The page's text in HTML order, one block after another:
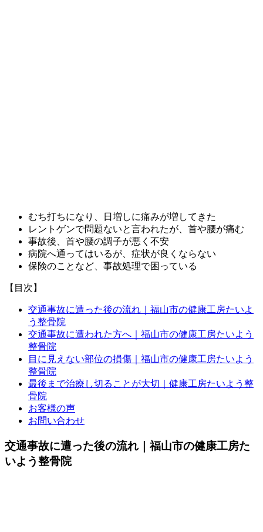
むち打ちになり、日増しに痛みが増してきた
レントゲンで問題ないと言われたが、首や腰が痛む
事故後、首や腰の調子が悪く不安
病院へ通ってはいるが、症状が良くならない
保険のことなど、事故処理で困っている
【目次】
交通事故に遭った後の流れ｜福山市の健康工房たいよ
う整骨院
交通事故に遭われた方へ｜福山市の健康工房たいよう
整骨院
目に見えない部位の損傷｜福山市の健康工房たいよう
整骨院
最後まで治療し切ることが大切｜健康工房たいよう整
骨院
お客様の声
お問い合わせ
交通事故に遭った後の流れ｜福山市の健康工房た
いよう整骨院